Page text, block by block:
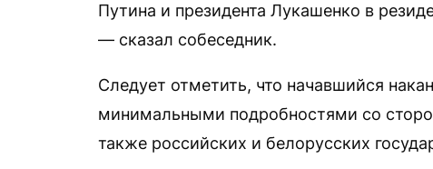
Путина и президента Лукашенко в
— сказал собеседник.
Следует отметить, что начавшийся
минимальными подробностями со
также российских и белорусских